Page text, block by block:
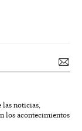
las noticias,
los acontecimientos